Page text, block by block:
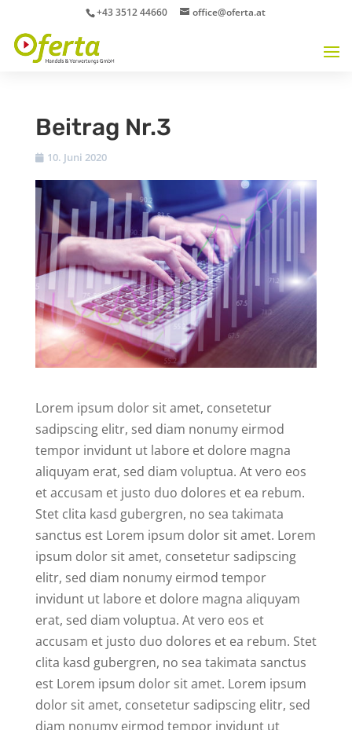
+43 3512 44660 office@oferta.at
Beitrag Nr.3
10. Juni 2020
Lorem ipsum dolor sit amet, consetetur
sadipscing elitr, sed diam nonumy eirmod
tempor invidunt ut labore et dolore magna
aliquyam erat, sed diam voluptua. At vero eos
et accusam et justo duo dolores et ea rebum.
Stet clita kasd gubergren, no sea takimata
sanctus est Lorem ipsum dolor sit amet. Lorem
ipsum dolor sit amet, consetetur sadipscing
elitr, sed diam nonumy eirmod tempor
invidunt ut labore et dolore magna aliquyam
erat, sed diam voluptua. At vero eos et
accusam et justo duo dolores et ea rebum. Stet
clita kasd gubergren, no sea takimata sanctus
est Lorem ipsum dolor sit amet. Lorem ipsum
dolor sit amet, consetetur sadipscing elitr, sed
diam nonumy eirmod tempor invidunt ut